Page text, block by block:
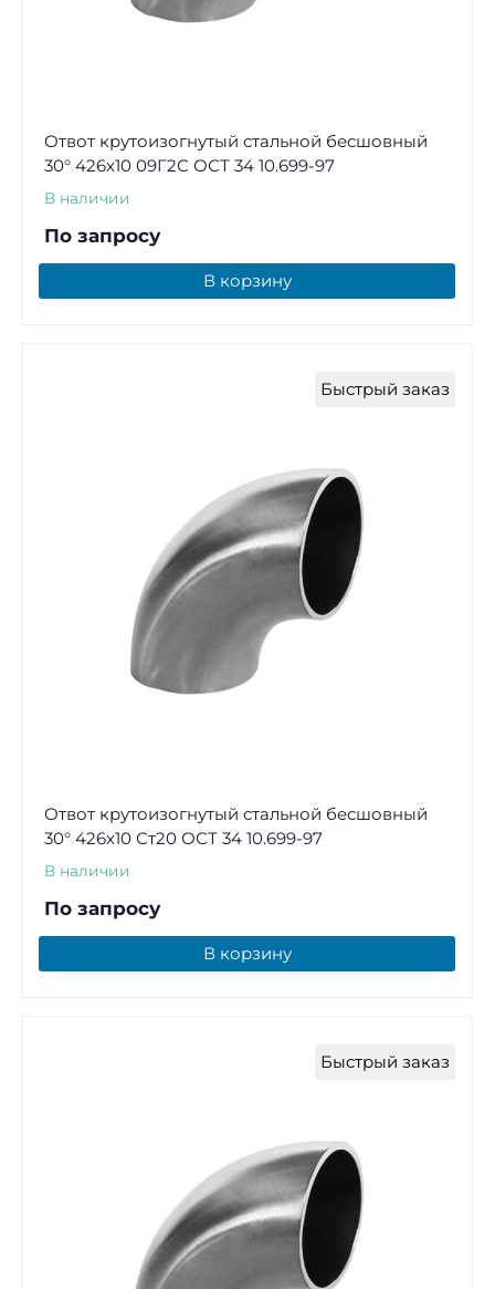
Отвот крутоизогнутый стальной бесшовный
30° 426х10 09Г2С ОСТ 34 10.699-97
В наличии
По запросу
В корзину
Быстрый заказ
Отвот крутоизогнутый стальной бесшовный
30° 426х10 Ст20 ОСТ 34 10.699-97
В наличии
По запросу
В корзину
Быстрый заказ